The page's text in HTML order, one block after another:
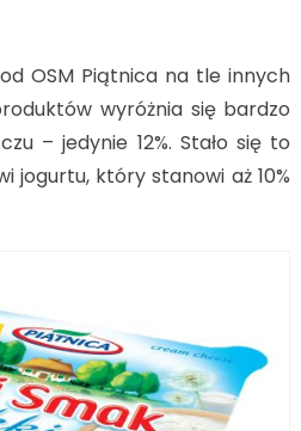
OSM Piątnica na tle innych
wyróżnia się bardzo
– jedynie 12%. Stało się to
jogurtu, który stanowi aż 10%